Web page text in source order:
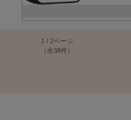
1 / 2ページ
（全38件）